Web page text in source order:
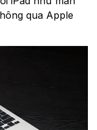
qua Apple